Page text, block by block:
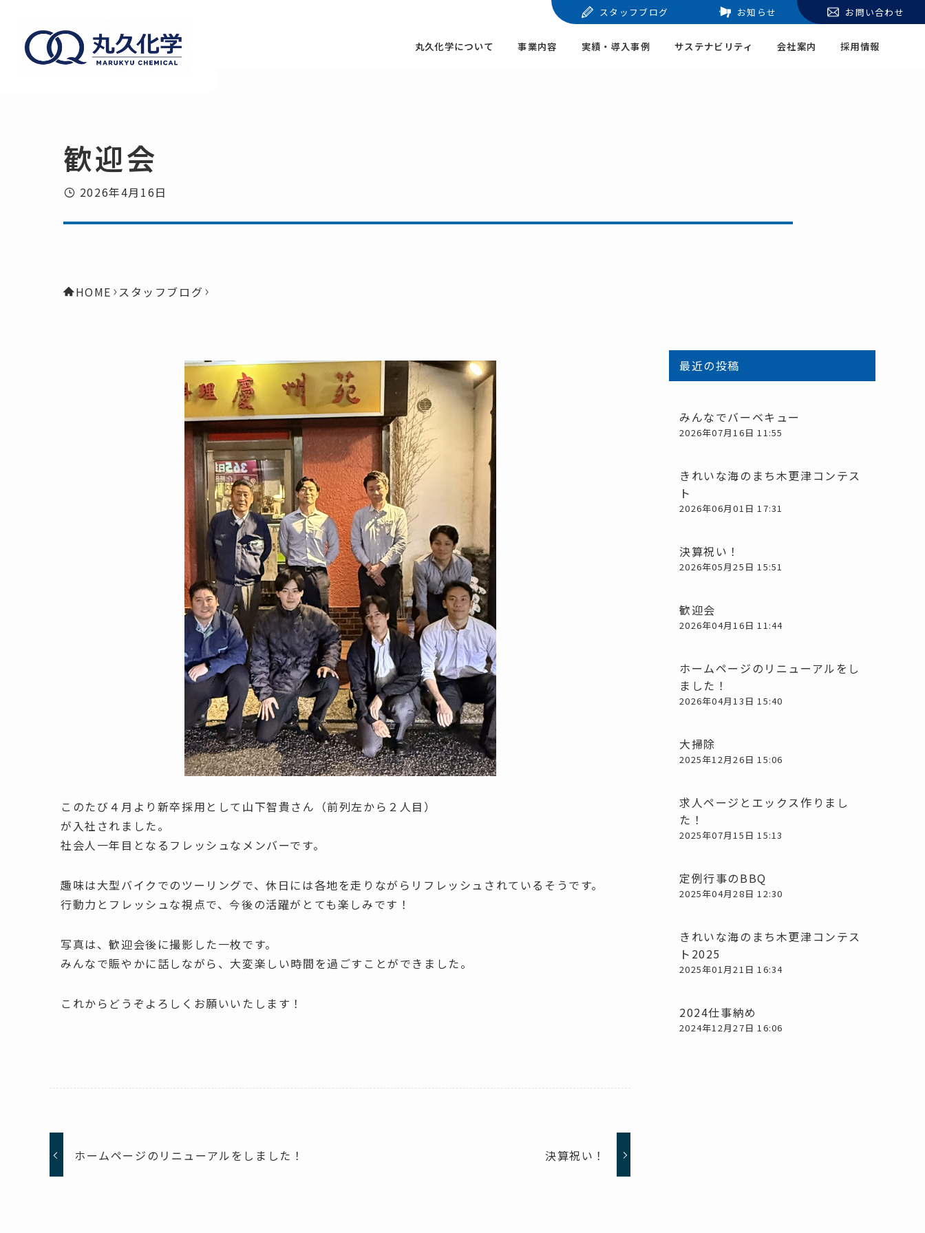
丸久化学について 事業内容 実績・導入事例 サステナビリティ 会社案内 採用情報
スタッフブログ お知らせ お問い合わせ
歓迎会
2026年4月16日
HOME スタッフブログ
このたび４月より新卒採用として山下智貴さん（前列左から２人目）
が入社されました。
社会人一年目となるフレッシュなメンバーです。
趣味は大型バイクでのツーリングで、休日には各地を走りながらリフレッシュされているそうです。
行動力とフレッシュな視点で、今後の活躍がとても楽しみです！
写真は、歓迎会後に撮影した一枚です。
みんなで賑やかに話しながら、大変楽しい時間を過ごすことができました。
これからどうぞよろしくお願いいたします！
ホームページのリニューアルをしました！ 決算祝い！
最近の投稿
みんなでバーベキュー
2026年07月16日 11:55
きれいな海のまち木更津コンテス
ト
2026年06月01日 17:31
決算祝い！
2026年05月25日 15:51
歓迎会
2026年04月16日 11:44
ホームページのリニューアルをし
ました！
2026年04月13日 15:40
大掃除
2025年12月26日 15:06
求人ページとエックス作りまし
た！
2025年07月15日 15:13
定例行事のBBQ
2025年04月28日 12:30
きれいな海のまち木更津コンテス
ト2025
2025年01月21日 16:34
2024仕事納め
2024年12月27日 16:06